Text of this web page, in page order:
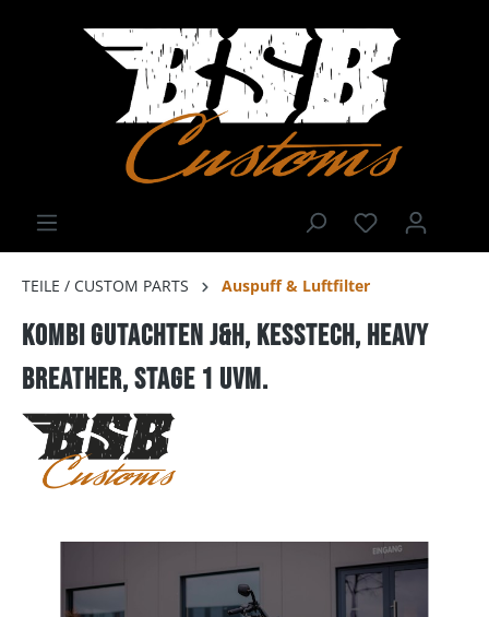
TEILE / CUSTOM PARTS Auspuff & Luftfilter
Kombi Gutachten J&H, Kesstech, Heavy
Breather, Stage 1 uvm.